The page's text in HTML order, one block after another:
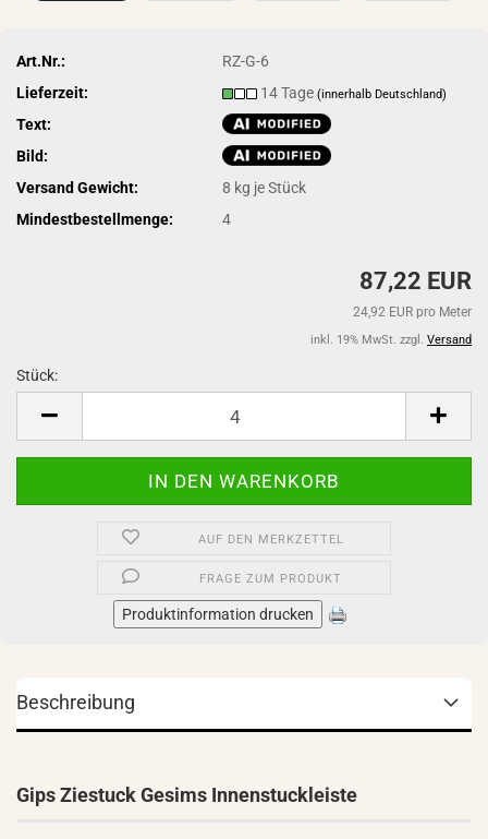
Art.Nr.:
RZ-G-6
Lieferzeit:
14 Tage(innerhalb Deutschland)
Text:
Bild:
Versand Gewicht:
8 kg je Stück
Mindestbestellmenge:
4
87,22 EUR
24,92 EUR pro Meter
inkl. 19% MwSt. zzgl. Versand
Stück:
AUF DEN MERKZETTEL
FRAGE ZUM PRODUKT
Produktinformation drucken
Beschreibung
Gips Ziestuck Gesims Innenstuckleiste